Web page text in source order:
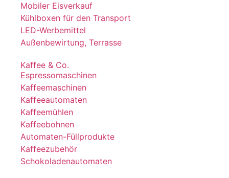
Mobiler Eisverkauf
Kühlboxen für den Transport
LED-Werbemittel
Außenbewirtung, Terrasse
Kaffee & Co.
Espressomaschinen
Kaffeemaschinen
Kaffeeautomaten
Kaffeemühlen
Kaffeebohnen
Automaten-Füllprodukte
Kaffeezubehör
Schokoladenautomaten